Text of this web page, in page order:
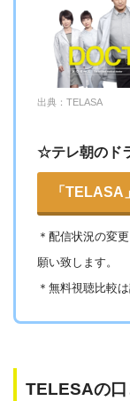
出典：TELASA
☆テレ朝のド
「TELASA
＊ 配信状況の変
願い致します。
＊無料視聴比較
TELESAの口